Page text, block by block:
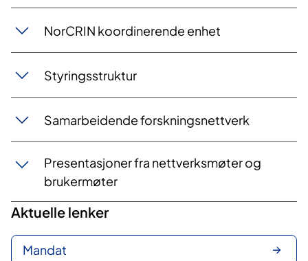
NorCRIN koordinerende enhet
Styringsstruktur
Samarbeidende forskningsnettverk
Presentasjoner fra nettverksmøter og
brukermøter
Aktuelle lenker
Mandat